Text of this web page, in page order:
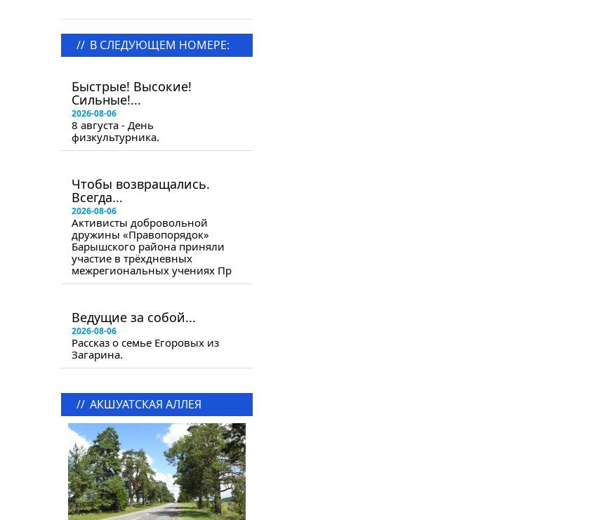
// В СЛЕДУЮЩЕМ НОМЕРЕ:
Быстрые! Высокие!
Сильные!...
2026-08-06
8 августа - День
физкультурника.
Чтобы возвращались.
Всегда...
2026-08-06
Активисты добровольной
дружины «Правопорядок»
Барышского района приняли
участие в трёхдневных
межрегиональных учениях Пр
Ведущие за собой...
2026-08-06
Рассказ о семье Егоровых из
Загарина.
// АКШУАТСКАЯ АЛЛЕЯ